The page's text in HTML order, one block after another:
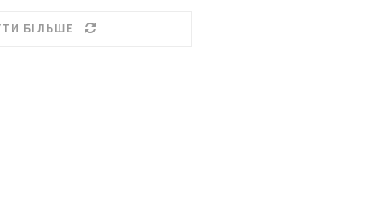
БІЛЬШЕ